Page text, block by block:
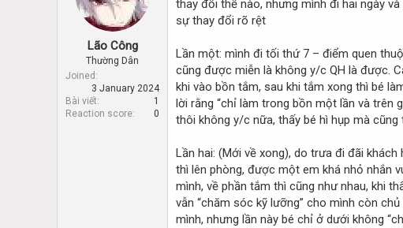
t
r
d
a
e
Lão Công
Thường Dân
Joined
3 January 2024
Bài viết
1
Reaction score
0
thay đổi thế nào, nhưng mình đi hai ngày
sự thay đổi rõ rệt
Lần một: mình đi tối thứ 7 – điểm quen
cũng được miễn là không y/c QH là được.
khi vào bồn tắm, sau khi tắm xong thì bé
lời rằng “chỉ làm trong bồn một lần và trên
thôi không y/c nữa, thấy bé hì hụp mà
Lần hai: (Mới về xong), do trưa đi đãi
thì lên phòng, được một em khá nhỏ nhắn
mình, về phần tắm thì cũng như nhau, khi
vẫn “chăm sóc kỹ lưỡng” cho mình còn
mình, nhưng lần này bé chỉ ở dưới không